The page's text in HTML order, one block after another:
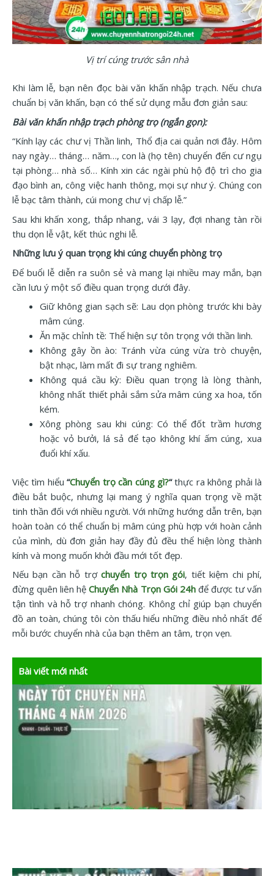
Vị trí cúng trước sân nhà
Khi làm lễ, bạn nên đọc bài văn khấn nhập trạch. Nếu chưa
chuẩn bị văn khấn, bạn có thể sử dụng mẫu đơn giản sau:
Bài văn khấn nhập trạch phòng trọ (ngắn gọn):
“Kính lạy các chư vị Thần linh, Thổ địa cai quản nơi đây. Hôm
nay ngày… tháng… năm…, con là (họ tên) chuyển đến cư ngụ
tại phòng… nhà số… Kính xin các ngài phù hộ độ trì cho gia
đạo bình an, công việc hanh thông, mọi sự như ý. Chúng con
lễ bạc tâm thành, cúi mong chư vị chấp lễ.”
Sau khi khấn xong, thắp nhang, vái 3 lạy, đợi nhang tàn rồi
thu dọn lễ vật, kết thúc nghi lễ.
Những lưu ý quan trọng khi cúng chuyển phòng trọ
Để buổi lễ diễn ra suôn sẻ và mang lại nhiều may mắn, bạn
cần lưu ý một số điều quan trọng dưới đây.
Giữ không gian sạch sẽ: Lau dọn phòng trước khi bày
mâm cúng.
Ăn mặc chỉnh tề: Thể hiện sự tôn trọng với thần linh.
Không gây ồn ào: Tránh vừa cúng vừa trò chuyện,
bật nhạc, làm mất đi sự trang nghiêm.
Không quá cầu kỳ: Điều quan trọng là lòng thành,
không nhất thiết phải sắm sửa mâm cúng xa hoa, tốn
kém.
Xông phòng sau khi cúng: Có thể đốt trầm hương
hoặc vỏ bưởi, lá sả để tạo không khí ấm cúng, xua
đuổi khí xấu.
Việc tìm hiểu “Chuyển trọ cần cúng gì?“thực ra không phải là
điều bắt buộc, nhưng lại mang ý nghĩa quan trọng về mặt
tinh thần đối với nhiều người. Với những hướng dẫn trên, bạn
hoàn toàn có thể chuẩn bị mâm cúng phù hợp với hoàn cảnh
của mình, dù đơn giản hay đầy đủ đều thể hiện lòng thành
kính và mong muốn khởi đầu mới tốt đẹp.
Nếu bạn cần hỗ trợchuyển trọ trọn gói, tiết kiệm chi phí,
đừng quên liên hệChuyển Nhà Trọn Gói 24hđể được tư vấn
tận tình và hỗ trợ nhanh chóng. Không chỉ giúp bạn chuyển
đồ an toàn, chúng tôi còn thấu hiểu những điều nhỏ nhất để
mỗi bước chuyển nhà của bạn thêm an tâm, trọn vẹn.
Bài viết mới nhất